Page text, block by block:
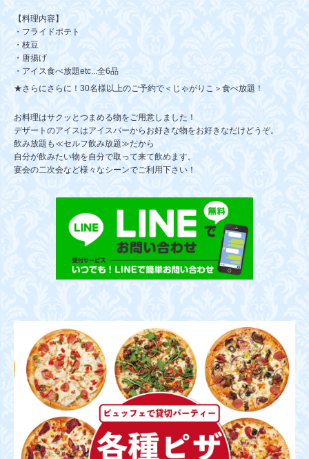
【料理内容】
・フライドポテト
・枝豆
・唐揚げ
・アイス食べ放題etc...全6品
★さらにさらに！ 30名様以上のご予約で＜じゃがりこ＞食べ放題！
お料理はサクッとつまめる物をご用意しました！
デザートのアイスはアイスバーからお好きな物をお好きなだけどうぞ。
飲み放題も≪セルフ飲み放題≫だから
自分が飲みたい物を自分で取って来て飲めます。
宴会の二次会など様々なシーンでご利用下さい！